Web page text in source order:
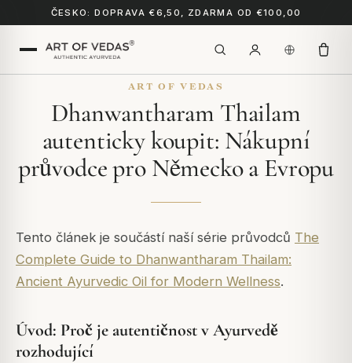
ČESKO: DOPRAVA €6,50, ZDARMA OD €100,00
ART OF VEDAS
Dhanwantharam Thailam
autenticky koupit: Nákupní
průvodce pro Německo a Evropu
Tento článek je součástí naší série průvodců The
Complete Guide to Dhanwantharam Thailam:
Ancient Ayurvedic Oil for Modern Wellness.
Úvod: Proč je autentičnost v Ayurvedě
rozhodující